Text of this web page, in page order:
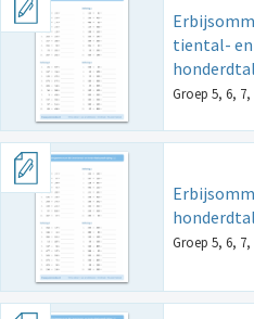
tiental- en
Groep 5, 6, 7,
Groep 5, 6, 7,